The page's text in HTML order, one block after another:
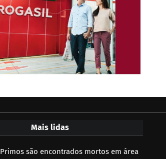
Mais lidas
Primos são encontrados mortos em área